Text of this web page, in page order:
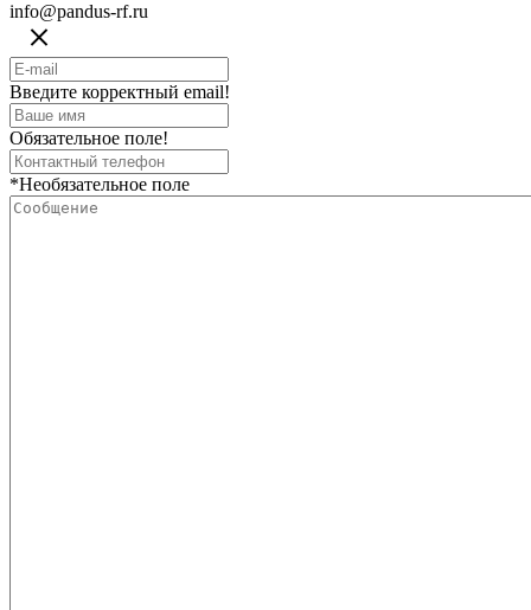
info@pandus-rf.ru
Введите корректный email!
Обязательное поле!
*Необязательное поле